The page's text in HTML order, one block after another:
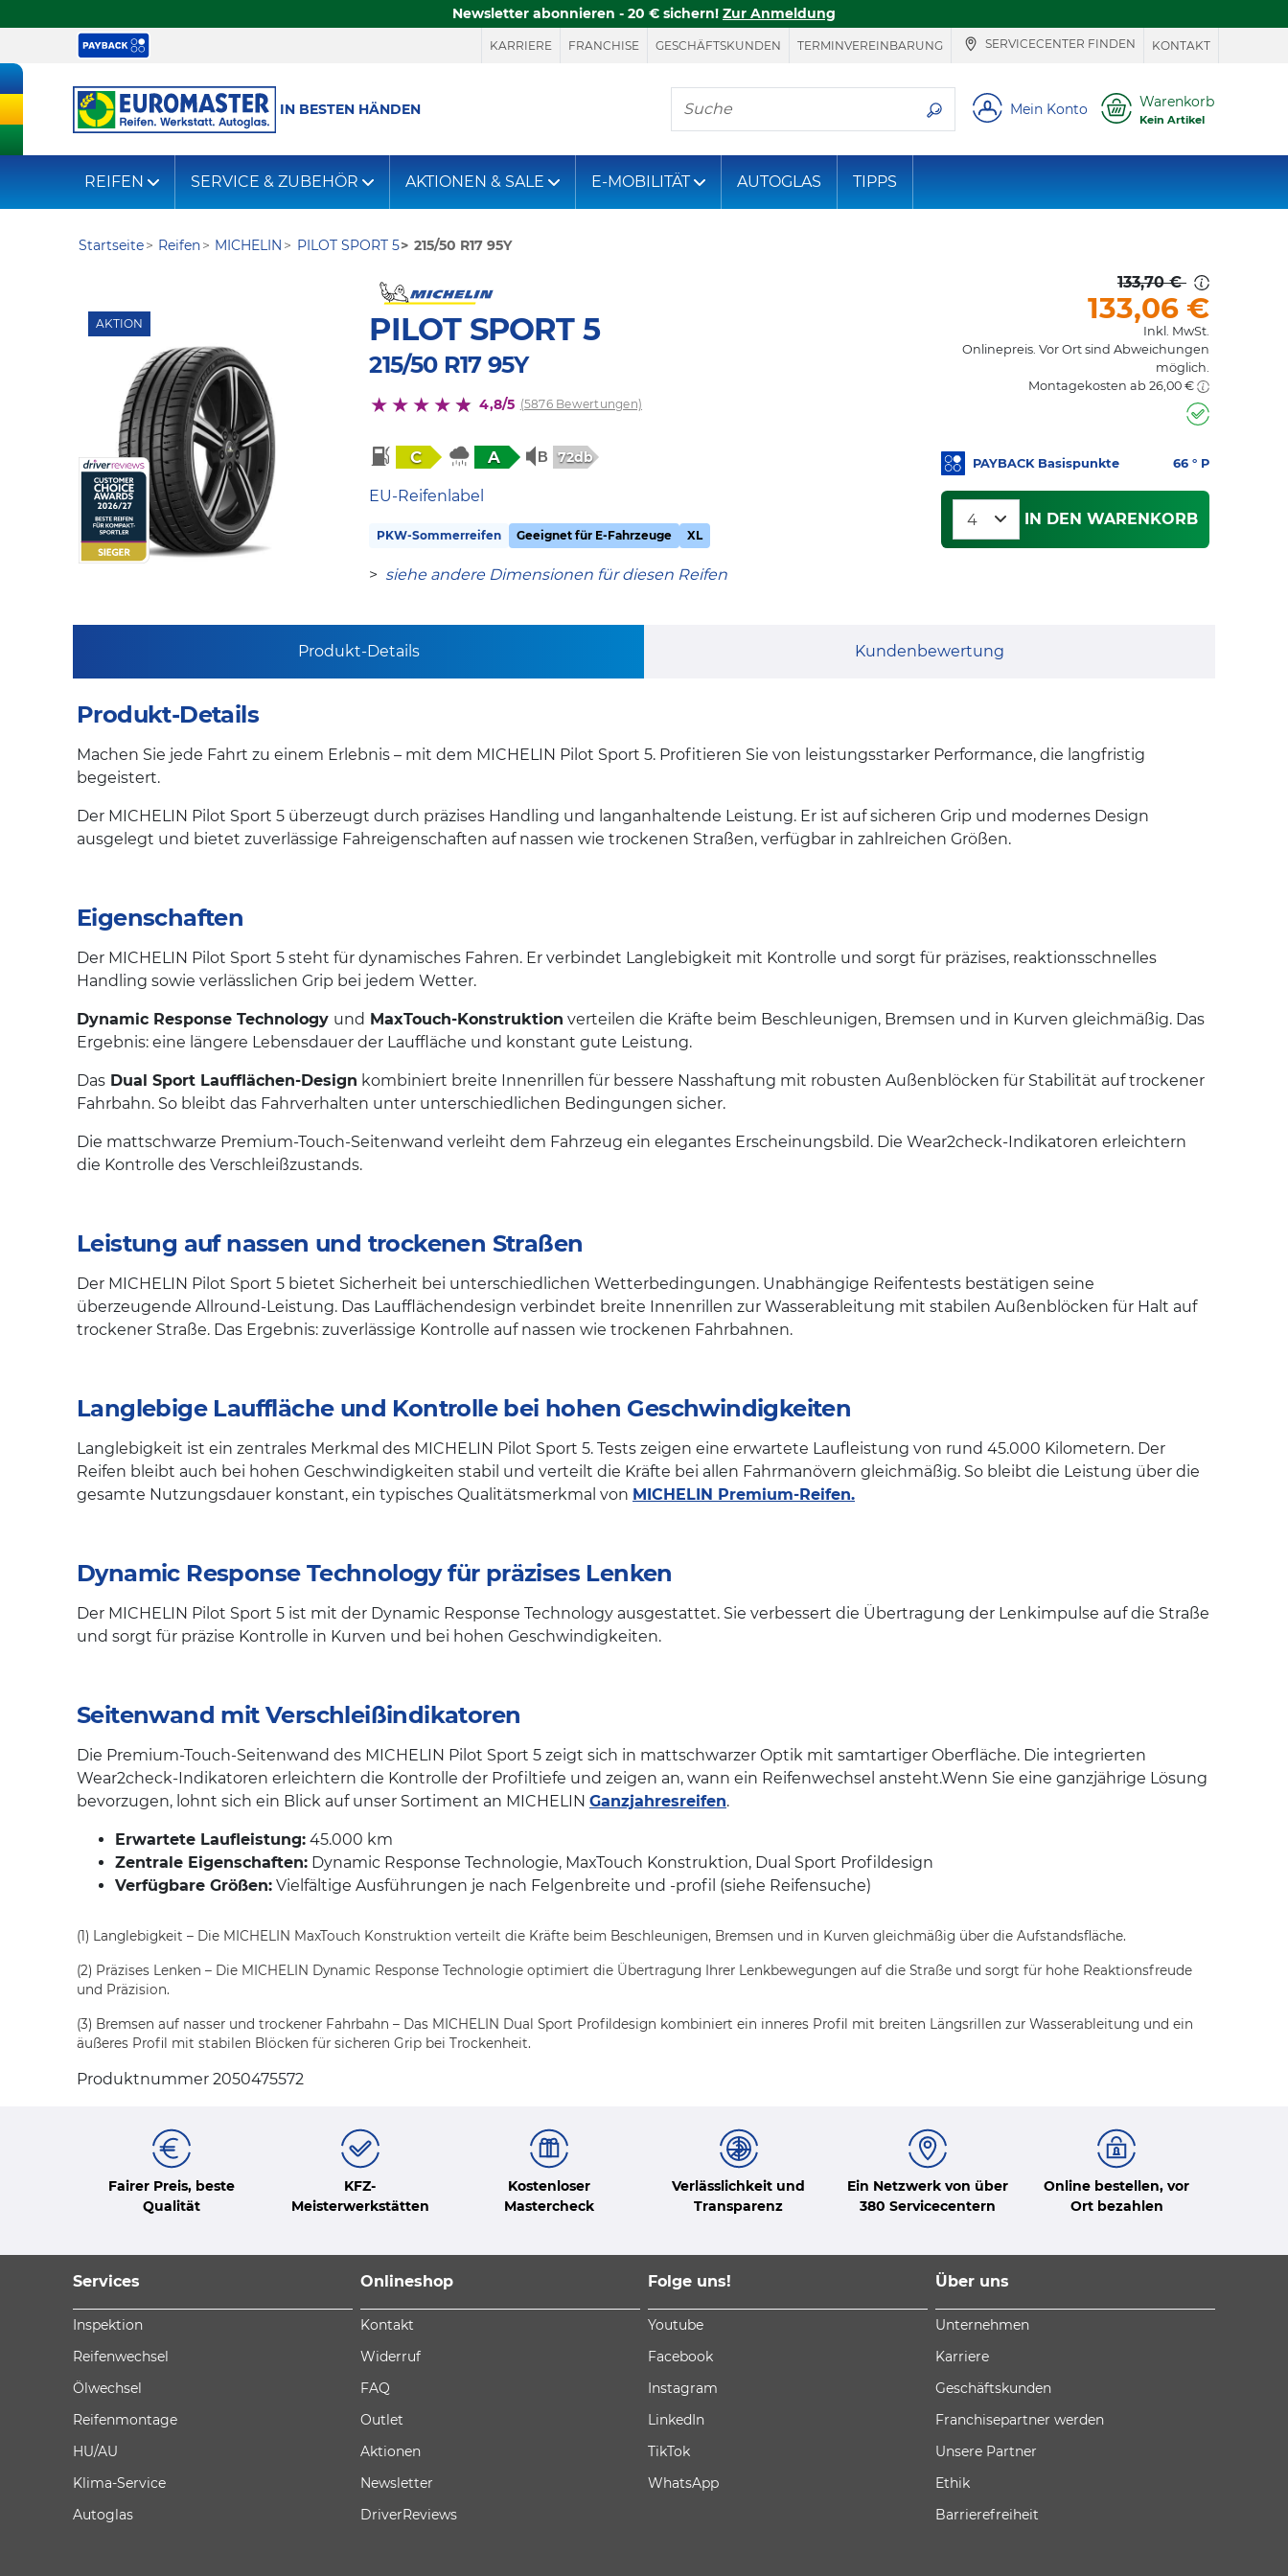
Newsletter abonnieren - 20 € sichern! Zur Anmeldung
KARRIERE FRANCHISE GESCHÄFTSKUNDEN TERMINVEREINBARUNG SERVICECENTER FINDEN KONTAKT
IN BESTEN HÄNDEN
Hier finden Sie, was Sie suchen
Mein Konto Warenkorb
Kein Artikel
REIFEN SERVICE & ZUBEHÖR AKTIONEN & SALE E-MOBILITÄT AUTOGLAS TIPPS
Startseite Reifen MICHELIN PILOT SPORT 5 215/50 R17 95Y
AKTION PILOT SPORT 5
215/50 R17 95Y
4,8/5 (5876 Bewertungen)
C A 72db
EU-Reifenlabel
PKW-Sommerreifen Geeignet für E-Fahrzeuge XL
> siehe andere Dimensionen für diesen Reifen
133,70 €
133,06 €
Inkl. MwSt.
Onlinepreis. Vor Ort sind Abweichungen
möglich.
Montagekosten ab 26,00 €
PAYBACK Basispunkte 66 ° P
IN DEN WARENKORB
Produkt-Details Kundenbewertung
Produkt-Details
Machen Sie jede Fahrt zu einem Erlebnis – mit dem MICHELIN Pilot Sport 5. Profitieren Sie von leistungsstarker Performance, die langfristig
begeistert.
Der MICHELIN Pilot Sport 5 überzeugt durch präzises Handling und langanhaltende Leistung. Er ist auf sicheren Grip und modernes Design
ausgelegt und bietet zuverlässige Fahreigenschaften auf nassen wie trockenen Straßen, verfügbar in zahlreichen Größen.
Eigenschaften
Der MICHELIN Pilot Sport 5 steht für dynamisches Fahren. Er verbindet Langlebigkeit mit Kontrolle und sorgt für präzises, reaktionsschnelles
Handling sowie verlässlichen Grip bei jedem Wetter.
Dynamic Response Technology und MaxTouch-Konstruktion verteilen die Kräfte beim Beschleunigen, Bremsen und in Kurven gleichmäßig. Das
Ergebnis: eine längere Lebensdauer der Lauffläche und konstant gute Leistung.
Das Dual Sport Laufflächen-Design kombiniert breite Innenrillen für bessere Nasshaftung mit robusten Außenblöcken für Stabilität auf trockener
Fahrbahn. So bleibt das Fahrverhalten unter unterschiedlichen Bedingungen sicher.
Die mattschwarze Premium-Touch-Seitenwand verleiht dem Fahrzeug ein elegantes Erscheinungsbild. Die Wear2check-Indikatoren erleichtern
die Kontrolle des Verschleißzustands.
Leistung auf nassen und trockenen Straßen
Der MICHELIN Pilot Sport 5 bietet Sicherheit bei unterschiedlichen Wetterbedingungen. Unabhängige Reifentests bestätigen seine
überzeugende Allround-Leistung. Das Laufflächendesign verbindet breite Innenrillen zur Wasserableitung mit stabilen Außenblöcken für Halt auf
trockener Straße. Das Ergebnis: zuverlässige Kontrolle auf nassen wie trockenen Fahrbahnen.
Langlebige Lauffläche und Kontrolle bei hohen Geschwindigkeiten
Langlebigkeit ist ein zentrales Merkmal des MICHELIN Pilot Sport 5. Tests zeigen eine erwartete Laufleistung von rund 45.000 Kilometern. Der
Reifen bleibt auch bei hohen Geschwindigkeiten stabil und verteilt die Kräfte bei allen Fahrmanövern gleichmäßig. So bleibt die Leistung über die
gesamte Nutzungsdauer konstant, ein typisches Qualitätsmerkmal von MICHELIN Premium-Reifen.
Dynamic Response Technology für präzises Lenken
Der MICHELIN Pilot Sport 5 ist mit der Dynamic Response Technology ausgestattet. Sie verbessert die Übertragung der Lenkimpulse auf die Straße
und sorgt für präzise Kontrolle in Kurven und bei hohen Geschwindigkeiten.
Seitenwand mit Verschleißindikatoren
Die Premium-Touch-Seitenwand des MICHELIN Pilot Sport 5 zeigt sich in mattschwarzer Optik mit samtartiger Oberfläche. Die integrierten
Wear2check-Indikatoren erleichtern die Kontrolle der Profiltiefe und zeigen an, wann ein Reifenwechsel ansteht.Wenn Sie eine ganzjährige Lösung
bevorzugen, lohnt sich ein Blick auf unser Sortiment an MICHELIN Ganzjahresreifen.
Erwartete Laufleistung: 45.000 km
Zentrale Eigenschaften: Dynamic Response Technologie, MaxTouch Konstruktion, Dual Sport Profildesign
Verfügbare Größen: Vielfältige Ausführungen je nach Felgenbreite und -profil (siehe Reifensuche)
(1) Langlebigkeit – Die MICHELIN MaxTouch Konstruktion verteilt die Kräfte beim Beschleunigen, Bremsen und in Kurven gleichmäßig über die Aufstandsfläche.
(2) Präzises Lenken – Die MICHELIN Dynamic Response Technologie optimiert die Übertragung Ihrer Lenkbewegungen auf die Straße und sorgt für hohe Reaktionsfreude
und Präzision.
(3) Bremsen auf nasser und trockener Fahrbahn – Das MICHELIN Dual Sport Profildesign kombiniert ein inneres Profil mit breiten Längsrillen zur Wasserableitung und ein
äußeres Profil mit stabilen Blöcken für sicheren Grip bei Trockenheit.
Produktnummer 2050475572
Fairer Preis, beste
Qualität
KFZ-
Meisterwerkstätten
Kostenloser
Mastercheck
Verlässlichkeit und
Transparenz
Ein Netzwerk von über
380 Servicecentern
Online bestellen, vor
Ort bezahlen
Services
Inspektion
Reifenwechsel
Ölwechsel
Reifenmontage
HU/AU
Klima-Service
Autoglas
Onlineshop
Kontakt
Widerruf
FAQ
Outlet
Aktionen
Newsletter
DriverReviews
Folge uns!
Youtube
Facebook
Instagram
LinkedIn
TikTok
WhatsApp
Über uns
Unternehmen
Karriere
Geschäftskunden
Franchisepartner werden
Unsere Partner
Ethik
Barrierefreiheit